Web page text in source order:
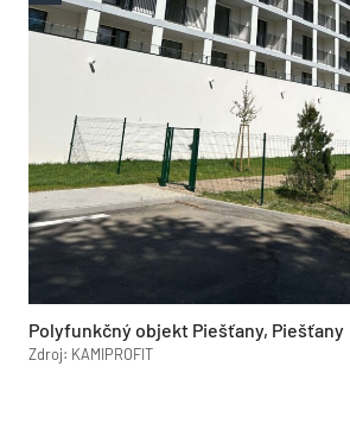
Polyfunkčný objekt Piešťany, Piešťany
Zdroj: KAMIPROFIT